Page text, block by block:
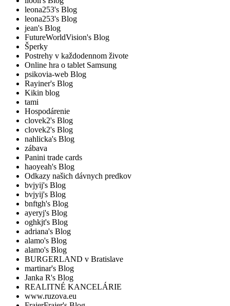
leona253's Blog
leona253's Blog
jean's Blog
FutureWorldVision's Blog
Šperky
Postrehy v každodennom živote
Online hra o tablet Samsung
psikovia-web Blog
Rayiner's Blog
Kikin blog
tami
Hospodárenie
clovek2's Blog
clovek2's Blog
nahlicka's Blog
zábava
Panini trade cards
haoyeah's Blog
Odkazy našich dávnych predkov
bvjyij's Blog
bvjyij's Blog
bnftgh's Blog
ayeryj's Blog
oghkjt's Blog
adriana's Blog
alamo's Blog
alamo's Blog
BURGERLAND v Bratislave
martinar's Blog
Janka R's Blog
REALITNÉ KANCELÁRIE
www.ruzova.eu